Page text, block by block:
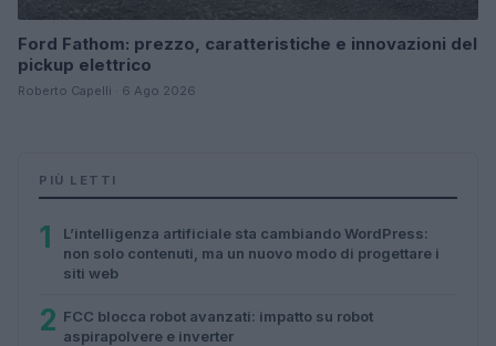
Ford Fathom: prezzo, caratteristiche e innovazioni del
pickup elettrico
Roberto Capelli · 6 Ago 2026
PIÙ LETTI
1
L’intelligenza artificiale sta cambiando WordPress:
non solo contenuti, ma un nuovo modo di progettare i
siti web
2 FCC blocca robot avanzati: impatto su robot
aspirapolvere e inverter